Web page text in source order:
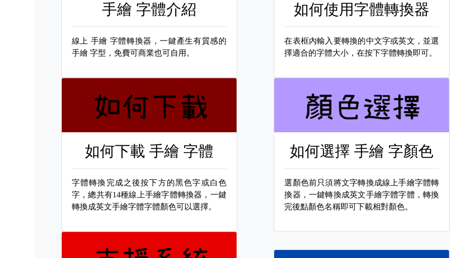
手繪 字體介紹
線上 手繪 字體轉換器，一鍵產生有質感的
手繪 字型，免費可商業也可自用。
如何使用字體轉換器
在表框內輸入要轉換的中文字或英文，並選
擇適合的字體大小，在按下字體轉換即可。
如何下載 手繪 字體
字體轉換完成之後按下方的黑色字或白色
字，總共有14種線上手繪字體轉換器，一鍵
轉換成英文手繪字體字體顏色可以選擇。
如何選擇手繪 字顏色
選顏色前只須將文字轉換成線上手繪字體轉
換器，一鍵轉換成英文手繪字體字體，轉換
完後點顏色名稱即可下載相對顏色。